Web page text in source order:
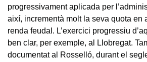
progressivament aplicada per
així, incrementà molt la seva quota en
renda feudal. L’exercici progressiu
ben clar, per exemple, al Llobregat.
documentat al Rosselló, durant el